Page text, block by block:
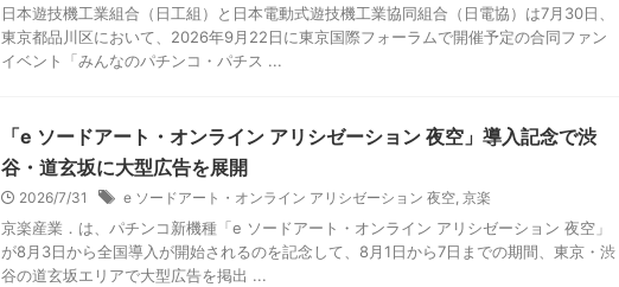
日本遊技機工業組合（日工組）と日本電動式遊技機工業協同組合（日電協）は7月30日、
東京都品川区において、2026年9月22日に東京国際フォーラムで開催予定の合同ファン
イベント「みんなのパチンコ・パチス ...
「e ソードアート・オンライン アリシゼーション 夜空」導入記念で渋
谷・道玄坂に大型広告を展開
2026/7/31 e ソードアート・オンライン アリシゼーション 夜空 京楽
京楽産業．は、パチンコ新機種「e ソードアート・オンライン アリシゼーション 夜空」
が8月3日から全国導入が開始されるのを記念して、8月1日から7日までの期間、東京・渋
谷の道玄坂エリアで大型広告を掲出 ...